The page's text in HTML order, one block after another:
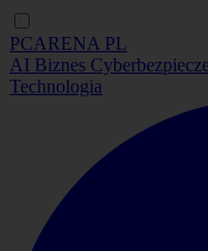
PCARENA PL
AI Biznes
Technologia